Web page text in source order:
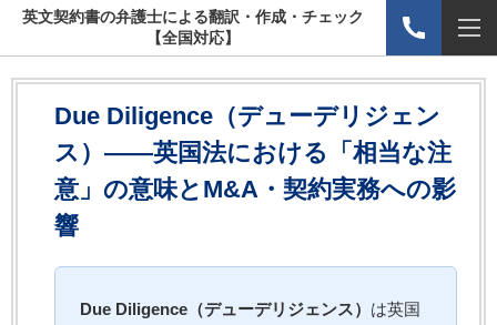
英文契約書の弁護士による翻訳・作成・チェック
【全国対応】
Due Diligence（デューデリジェン
ス）――英国法における「相当な注
意」の意味とM&A・契約実務への影
響
Due Diligence（デューデリジェンス） は英国